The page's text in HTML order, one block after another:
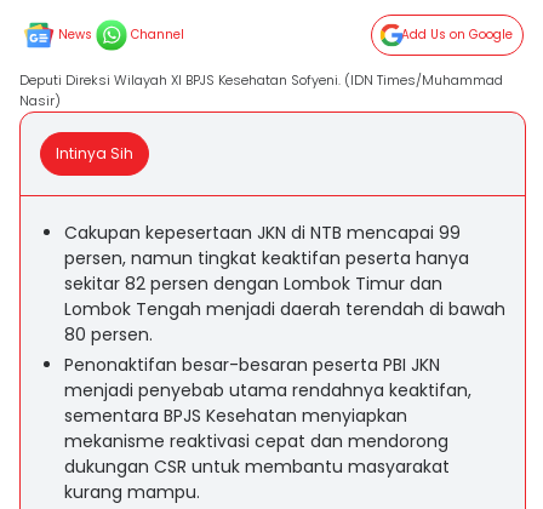
News Channel Add Us on Google
Deputi Direksi Wilayah XI BPJS Kesehatan Sofyeni. (IDN Times/Muhammad
Nasir)
Intinya Sih
Cakupan kepesertaan JKN di NTB mencapai 99
persen, namun tingkat keaktifan peserta hanya
sekitar 82 persen dengan Lombok Timur dan
Lombok Tengah menjadi daerah terendah di bawah
80 persen.
Penonaktifan besar-besaran peserta PBI JKN
menjadi penyebab utama rendahnya keaktifan,
sementara BPJS Kesehatan menyiapkan
mekanisme reaktivasi cepat dan mendorong
dukungan CSR untuk membantu masyarakat
kurang mampu.